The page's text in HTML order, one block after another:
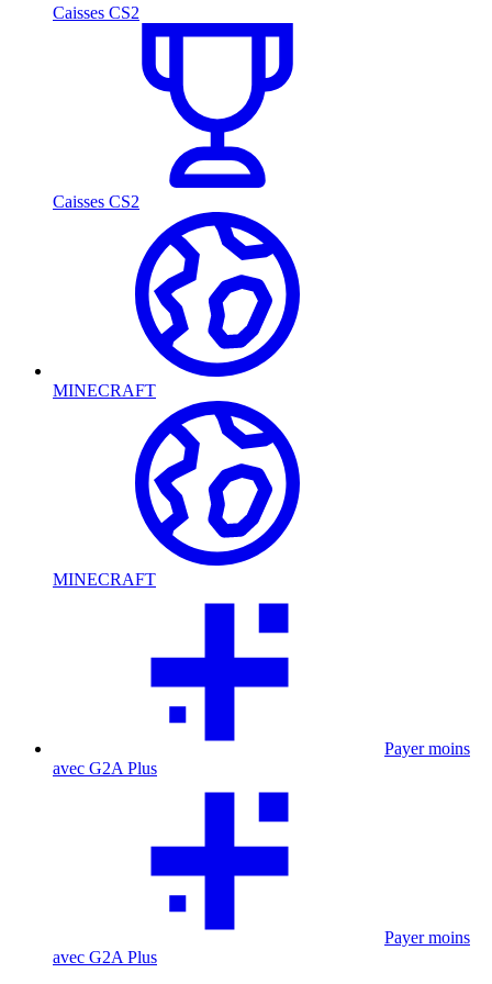
Caisses CS2
Caisses CS2
MINECRAFT
MINECRAFT
Payer moins
avec G2A Plus
Payer moins
avec G2A Plus